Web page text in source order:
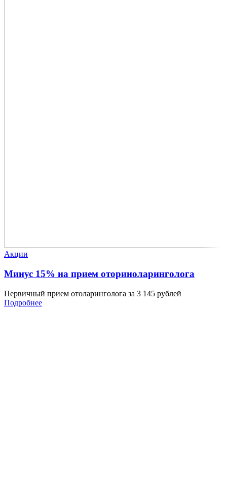
Акции
Минус 15% на прием оториноларинголога
Первичный прием отоларинголога за 3 145 рублей
Подробнее